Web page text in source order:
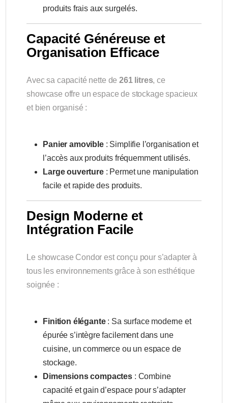
produits frais aux surgelés.
Capacité Généreuse et
Organisation Efficace
Avec sa capacité nette de261 litres, ce
showcase offre un espace de stockage spacieux
et bien organisé :
Panier amovible: Simplifie l’organisation et
l’accès aux produits fréquemment utilisés.
Large ouverture: Permet une manipulation
facile et rapide des produits.
Design Moderne et
Intégration Facile
Le showcase Condor est conçu pour s’adapter à
tous les environnements grâce à son esthétique
soignée :
Finition élégante: Sa surface moderne et
épurée s’intègre facilement dans une
cuisine, un commerce ou un espace de
stockage.
Dimensions compactes : Combine
capacité et gain d’espace pour s’adapter